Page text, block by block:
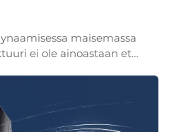
maisemassa
ei ole ainoastaan etu
tietojen hallintaan...